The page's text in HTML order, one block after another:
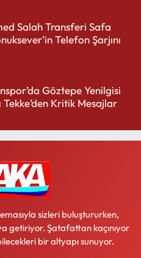
Salah Transferi Safa
Telefon Şarjını
Göztepe Yenilgisi
Tekke’den Kritik Mesajlar
sizleri buluştururken,
getiriyor. Şatafattan kaçınıyor
bir altyapı sunuyor.